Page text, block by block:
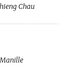
Chau